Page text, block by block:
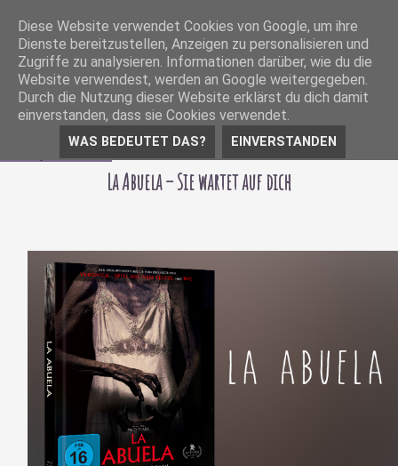
La Abuela – Sie wartet auf dich
Diese Website verwendet Cookies von Google, um ihre
Dienste bereitzustellen, Anzeigen zu personalisieren und
Zugriffe zu analysieren. Informationen darüber, wie du die
Website verwendest, werden an Google weitergegeben.
Durch die Nutzung dieser Website erklärst du dich damit
einverstanden, dass sie Cookies verwendet.
WAS BEDEUTET DAS? EINVERSTANDEN